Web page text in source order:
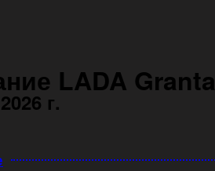
LADA Granta
г.